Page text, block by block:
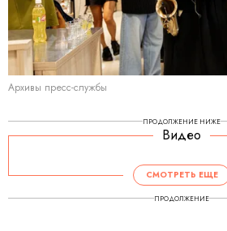
Архивы пресс-службы
ПРОДОЛЖЕНИЕ НИЖЕ
Видео
СМОТРЕТЬ ЕЩЕ
ПРОДОЛЖЕНИЕ